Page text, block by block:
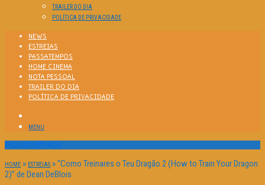
TRAILER DO DIA
POLÍTICA DE PRIVACIDADE
NEWS
ESTREIAS
PASSATEMPOS
HOME CINEMA
NOTA PESSOAL
TRAILER DO DIA
POLÍTICA DE PRIVACIDADE
MENU
Passatempos
HOME » ESTREIAS »“Como Treinares o Teu Dragão 2 (How to Train Your Dragon
2)” de Dean DeBlois